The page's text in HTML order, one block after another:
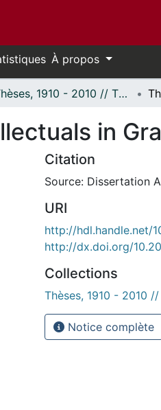
À propos
Thèses, 1910 - 2010 // Theses, 1910 - 2010
in
Citation
Source: Dissertation
URI
http://hdl.handle.net/
http://dx.doi.org/
Collections
Thèses, 1910 - 2010
Notice complète